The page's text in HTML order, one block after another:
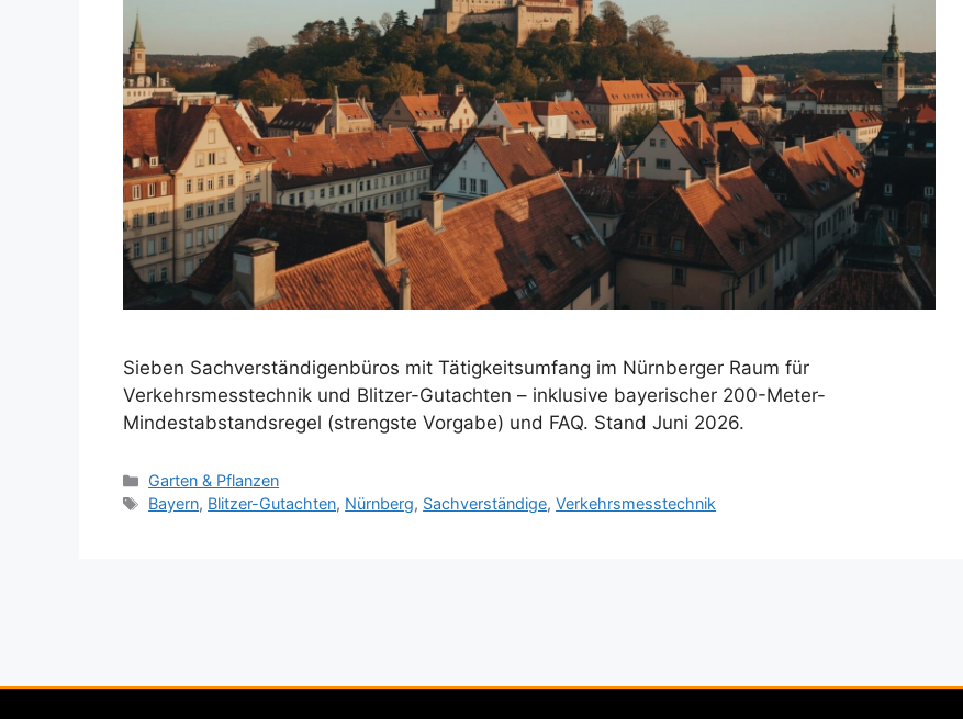
Sieben Sachverständigenbüros mit Tätigkeitsumfang im Nürnberger Raum für
Verkehrsmesstechnik und Blitzer-Gutachten – inklusive bayerischer 200-Meter-
Mindestabstandsregel (strengste Vorgabe) und FAQ. Stand Juni 2026.
Kategorien
Garten & Pflanzen
Schlagwörter
Bayern, Blitzer-Gutachten, Nürnberg, Sachverständige,Verkehrsmesstechnik